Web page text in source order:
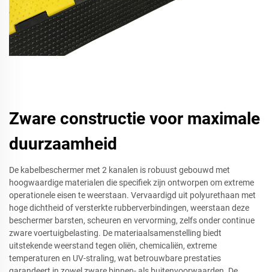
Zware constructie voor maximale
duurzaamheid
De kabelbeschermer met 2 kanalen is robuust gebouwd met
hoogwaardige materialen die specifiek zijn ontworpen om extreme
operationele eisen te weerstaan. Vervaardigd uit polyurethaan met
hoge dichtheid of versterkte rubberverbindingen, weerstaan deze
beschermer barsten, scheuren en vervorming, zelfs onder continue
zware voertuigbelasting. De materiaalsamenstelling biedt
uitstekende weerstand tegen oliën, chemicaliën, extreme
temperaturen en UV-straling, wat betrouwbare prestaties